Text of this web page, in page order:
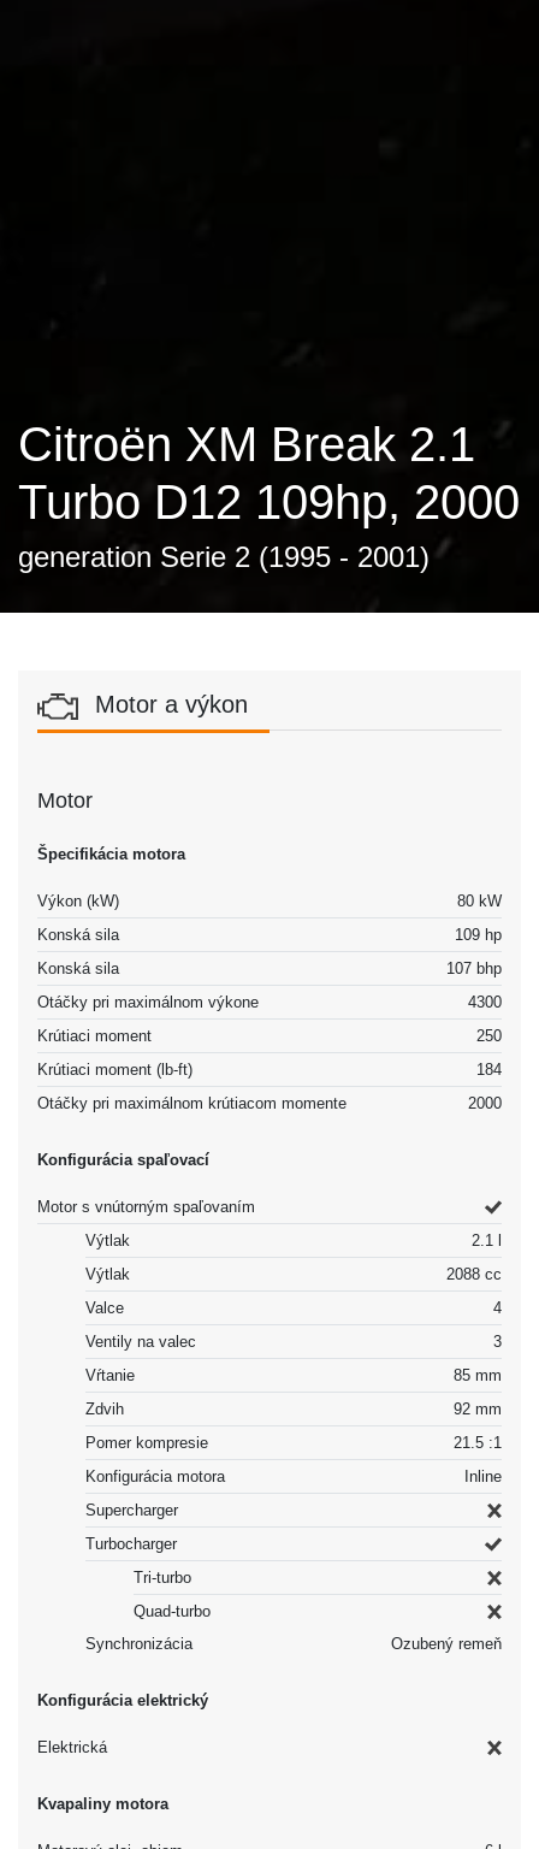
Citroën XM Break 2.1
Turbo D12 109hp, 2000
generation Serie 2 (1995 - 2001)
Motor a výkon
Motor
Špecifikácia motora
Výkon (kW)
80 kW
Konská sila
109 hp
Konská sila
107 bhp
Otáčky pri maximálnom výkone
4300
Krútiaci moment
250
Krútiaci moment (lb-ft)
184
Otáčky pri maximálnom krútiacom momente
2000
Konfigurácia spaľovací
Motor s vnútorným spaľovaním
Výtlak
2.1 l
Výtlak
2088 cc
Valce
4
Ventily na valec
3
Vŕtanie
85 mm
Zdvih
92 mm
Pomer kompresie
21.5 :1
Konfigurácia motora
Inline
Supercharger
Turbocharger
Tri-turbo
Quad-turbo
Synchronizácia
Ozubený remeň
Konfigurácia elektrický
Elektrická
Kvapaliny motora